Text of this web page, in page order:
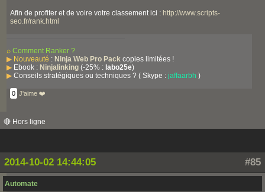
Afin de profiter et de voire votre classement ici : http://www.scripts-
seo.fr/rank.html
⌕ Comment Ranker ?
▶ Nouveauté : Ninja Web Pro Pack copies limitées !
▶ Ebook : Ninjalinking (-25% : labo25e)
▶ Conseils stratégiques ou techniques ? ( Skype : jaffaarbh )
0 J'aime ❤️
🔴 Hors ligne
#85
2014-10-02 14:44:05
Automate